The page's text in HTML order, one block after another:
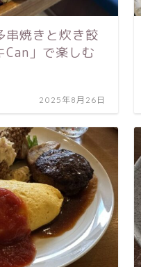
串焼きと炊き餃
」で楽しむ
2025年8月26日